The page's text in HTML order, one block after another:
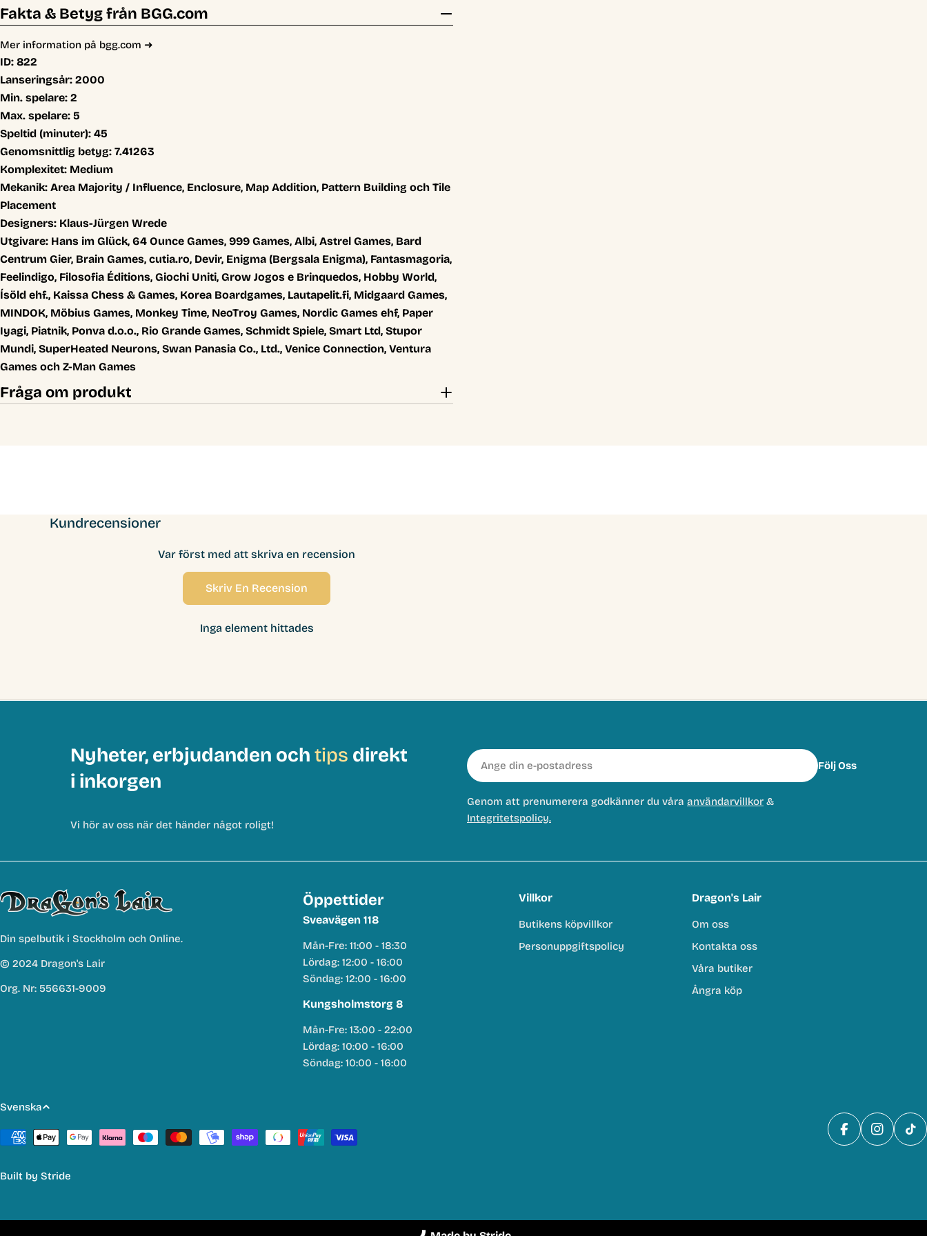
Fakta & Betyg från BGG.com
Mer information på bgg.com ➜
ID: 822
Lanseringsår: 2000
Min. spelare: 2
Max. spelare: 5
Speltid (minuter): 45
Genomsnittlig betyg: 7.41263
Komplexitet: Medium
Mekanik: Area Majority / Influence, Enclosure, Map Addition, Pattern Building och Tile
Placement
Designers: Klaus-Jürgen Wrede
Utgivare: Hans im Glück, 64 Ounce Games, 999 Games, Albi, Astrel Games, Bard
Centrum Gier, Brain Games, cutia.ro, Devir, Enigma (Bergsala Enigma), Fantasmagoria,
Feelindigo, Filosofia Éditions, Giochi Uniti, Grow Jogos e Brinquedos, Hobby World,
Ísöld ehf., Kaissa Chess & Games, Korea Boardgames, Lautapelit.fi, Midgaard Games,
MINDOK, Möbius Games, Monkey Time, NeoTroy Games, Nordic Games ehf, Paper
Iyagi, Piatnik, Ponva d.o.o., Rio Grande Games, Schmidt Spiele, Smart Ltd, Stupor
Mundi, SuperHeated Neurons, Swan Panasia Co., Ltd., Venice Connection, Ventura
Games och Z-Man Games
Fråga om produkt
Kundrecensioner
Var först med att skriva en recension
Skriv En Recension
Inga element hittades
Nyheter, erbjudanden och tips direkt
i inkorgen
Vi hör av oss när det händer något roligt!
E-
post
Följ Oss
Genom att prenumerera godkänner du våra användarvillkor &
Integritetspolicy.
Din spelbutik i Stockholm och Online.
© 2024 Dragon's Lair
Org. Nr: 556631-9009
Öppettider
Sveavägen 118
Mån-Fre: 11:00 - 18:30
Lördag: 12:00 - 16:00
Söndag: 12:00 - 16:00
Kungsholmstorg 8
Mån-Fre: 13:00 - 22:00
Lördag: 10:00 - 16:00
Söndag: 10:00 - 16:00
Villkor
Butikens köpvillkor
Personuppgiftspolicy
Dragon's Lair
Om oss
Kontakta oss
Våra butiker
Ångra köp
S
p
r
k
Svenska
Betalmetoder Facebook
Built by Stride